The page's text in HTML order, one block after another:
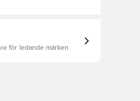
för ledande märken